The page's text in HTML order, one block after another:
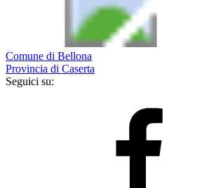
Comune di Bellona
Provincia di Caserta
Seguici su: